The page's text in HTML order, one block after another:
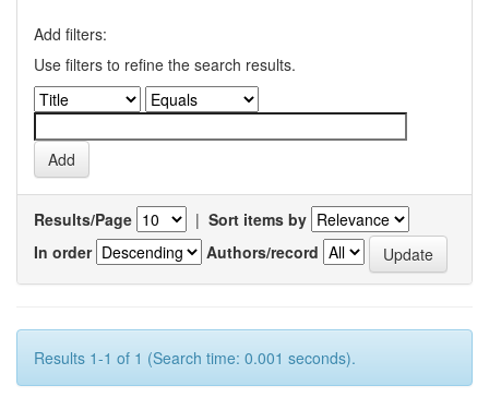
Add filters:
Use filters to refine the search results.
Results/Page | Sort items by
In order
Authors/record
Results 1-1 of 1 (Search time: 0.001 seconds).